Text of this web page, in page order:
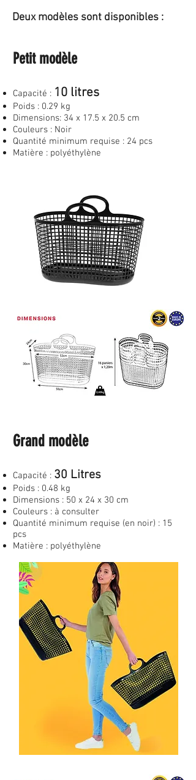
Deux modèles sont disponibles :
Petit modèle
Capacité : 10 litres
Poids : 0.29 kg
Dimensions: 34 x 17.5 x 20.5 cm
Couleurs : Noir
Quantité minimum requise : 24 pcs
Matière : polyéthylène
Grand modèle
Capacité : 30 Litres
Poids : 0.48 kg
Dimensions : 50 x 24 x 30 cm
Couleurs : à consulter
Quantité minimum requise (en noir) : 15
pcs
Matière : polyéthylène